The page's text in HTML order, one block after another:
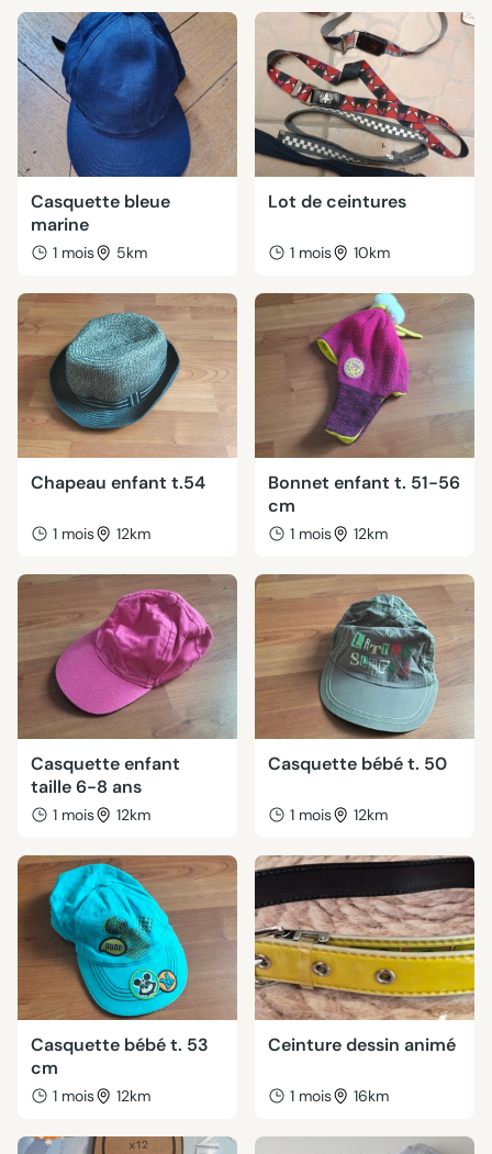
Casquette bleue
marine
1 mois 5km
Lot de ceintures
1 mois 10km
Chapeau enfant t.54
1 mois 12km
Bonnet enfant t. 51-56
cm
1 mois 12km
Casquette enfant
taille 6-8 ans
1 mois 12km
Casquette bébé t. 50
1 mois 12km
Casquette bébé t. 53
cm
1 mois 12km
Ceinture dessin animé
1 mois 16km